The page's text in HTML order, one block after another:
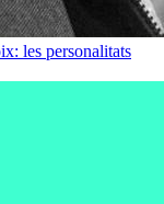
les personalitats